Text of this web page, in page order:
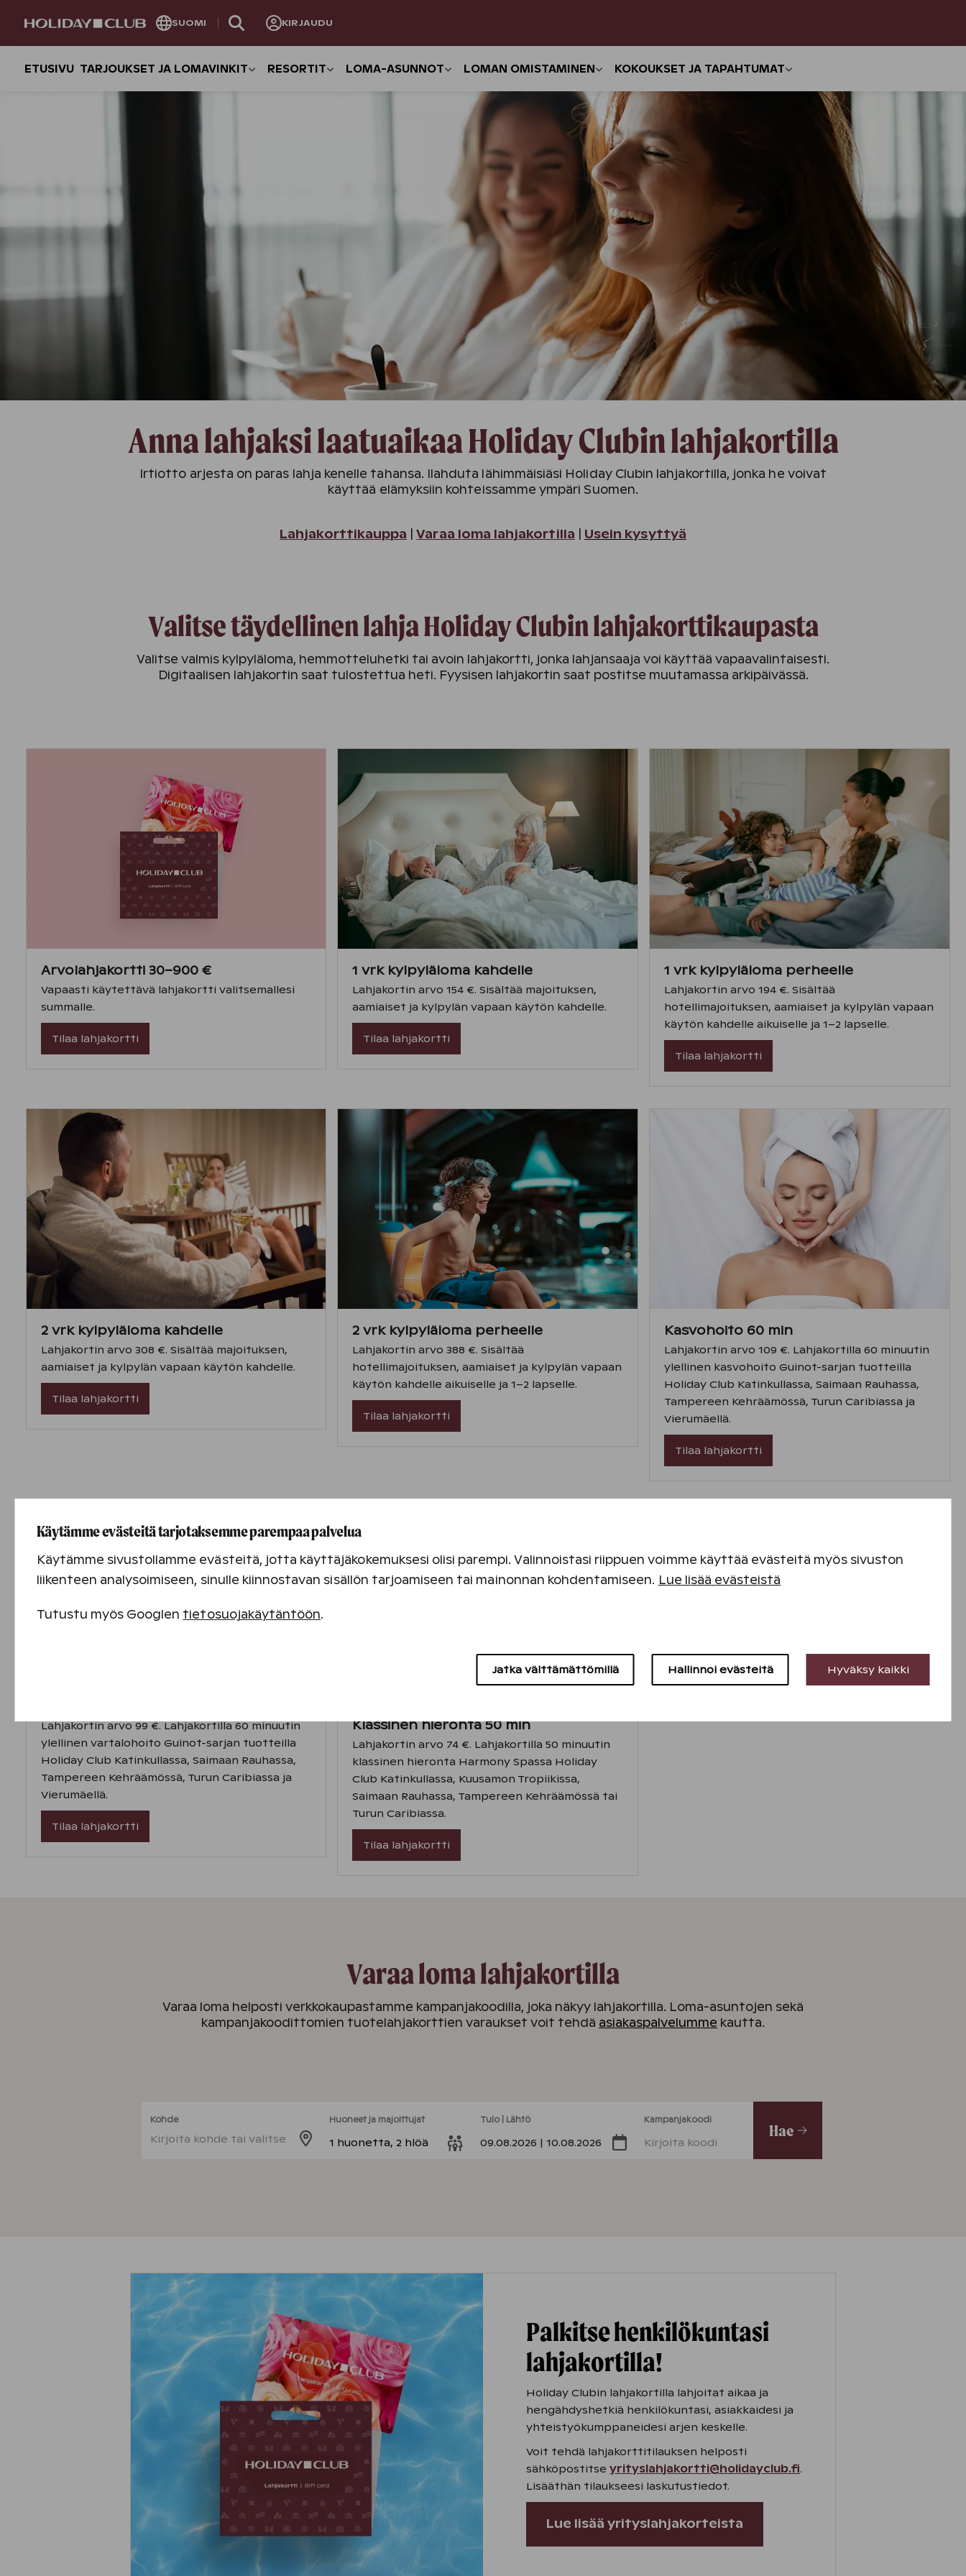
SIVUNAVIGOINTI
SUOMI KIRJAUDU
ETUSIVU TARJOUKSET JA LOMAVINKIT RESORTIT LOMA-ASUNNOT LOMAN OMISTAMINEN KOKOUKSET JA TAPAHTUMAT
Anna lahjaksi laatuaikaa Holiday Clubin lahjakortilla
Irtiotto arjesta on paras lahja kenelle tahansa. Ilahduta lähimmäisiäsi Holiday Clubin lahjakortilla, jonka he voivat
käyttää elämyksiin kohteissamme ympäri Suomen.
Lahjakorttikauppa |Varaa loma lahjakortilla Usein kysyttyä
Valitse täydellinen lahja Holiday Clubin lahjakorttikaupasta
Valitse valmis kylpyläloma, hemmotteluhetki tai avoin lahjakortti, jonka lahjansaaja voi käyttää vapaavalintaisesti.
Digitaalisen lahjakortin saat tulostettua heti. Fyysisen lahjakortin saat postitse muutamassa arkipäivässä.
Arvolahjakortti 30–900 €
Vapaasti käytettävä lahjakortti valitsemallesi
summalle.
Tilaa lahjakortti
1 vrk kylpyläloma kahdelle
Lahjakortin arvo 154 €. Sisältää majoituksen,
aamiaiset ja kylpylän vapaan käytön kahdelle.
Tilaa lahjakortti
1 vrk kylpyläloma perheelle
Lahjakortin arvo 194 €. Sisältää
hotellimajoituksen, aamiaiset ja kylpylän vapaan
käytön kahdelle aikuiselle ja 1–2 lapselle.
Tilaa lahjakortti
2 vrk kylpyläloma kahdelle
Lahjakortin arvo 308 €. Sisältää majoituksen,
aamiaiset ja kylpylän vapaan käytön kahdelle.
Tilaa lahjakortti
2 vrk kylpyläloma perheelle
Lahjakortin arvo 388 €. Sisältää
hotellimajoituksen, aamiaiset ja kylpylän vapaan
käytön kahdelle aikuiselle ja 1–2 lapselle.
Tilaa lahjakortti
Kasvohoito 60 min
Lahjakortin arvo 109 €. Lahjakortilla 60 minuutin
ylellinen kasvohoito Guinot-sarjan tuotteilla
Holiday Club Katinkullassa, Saimaan Rauhassa,
Tampereen Kehräämössä, Turun Caribiassa ja
Vierumäellä.
Tilaa lahjakortti
Lahjakortin arvo 99 €. Lahjakortilla 60 minuutin
ylellinen vartalohoito Guinot-sarjan tuotteilla
Holiday Club Katinkullassa, Saimaan Rauhassa,
Tampereen Kehräämössä, Turun Caribiassa ja
Vierumäellä.
Tilaa lahjakortti
Klassinen hieronta 50 min
Lahjakortin arvo 74 €. Lahjakortilla 50 minuutin
klassinen hieronta Harmony Spassa Holiday
Club Katinkullassa, Kuusamon Tropiikissa,
Saimaan Rauhassa, Tampereen Kehräämössä tai
Turun Caribiassa.
Tilaa lahjakortti
Varaa loma lahjakortilla
Varaa loma helposti verkkokaupastamme kampanjakoodilla, joka näkyy lahjakortilla. Loma-asuntojen sekä
kampanjakoodittomien tuotelahjakorttien varaukset voit tehdä asiakaspalvelumme kautta.
Kohde
Kirjoita kohde tai valitse
Huoneet ja majoittujat
1 huonetta, 2 hlöä
Tulo | Lähtö
09.08.2026 | 10.08.2026
Kampanjakoodi
Kirjoita koodi
Hae
Palkitse henkilökuntasi
lahjakortilla!
Holiday Clubin lahjakortilla lahjoitat aikaa ja
hengähdyshetkiä henkilökuntasi, asiakkaidesi ja
yhteistyökumppaneidesi arjen keskelle.
Voit tehdä lahjakorttitilauksen helposti
sähköpostitse yrityslahjakortti@holidayclub.fi.
Lisääthän tilaukseesi laskutustiedot.
Lue lisää yrityslahjakorteista
Käytämme evästeitä tarjotaksemme parempaa palvelua
Käytämme sivustollamme evästeitä, jotta käyttäjäkokemuksesi olisi parempi. Valinnoistasi riippuen voimme käyttää evästeitä myös sivuston
liikenteen analysoimiseen, sinulle kiinnostavan sisällön tarjoamiseen tai mainonnan kohdentamiseen. Lue lisää evästeistä
Tutustu myös Googlen tietosuojakäytäntöön.
Sisällön kohdentamisen evästeet
Mainontaevästeet
Jatka välttämättömillä Hallinnoi evästeitä Hyväksy kaikki